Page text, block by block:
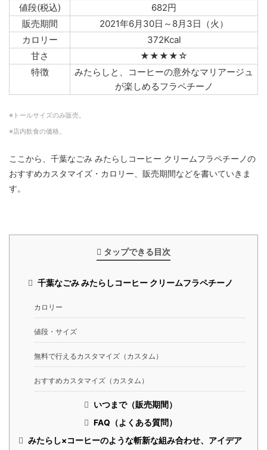
値段(税込)
682円
販売期間
2021年6月30日～8月3日（火）
カロリー
372Kcal
甘さ
★★★★☆
特徴
みたらしと、コーヒーの意外なマリアージュ
が楽しめるフラペチーノ
※トールサイズのみ販売。
※店内飲食の価格。
ここから、千葉なごみ みたらしコーヒー クリームフラペチーノの
おすすめカスタマイズ・カロリー、販売期間などを書いていきま
す。
タップできる目次
千葉なごみ みたらしコーヒー クリームフラペチーノ
カロリー
値段・サイズ
無料で行えるカスタマイズ（カスタム）
おすすめカスタマイズ（カスタム）
いつまで（販売期間）
FAQ（よくある質問）
みたらし×コーヒーのような斬新な組み合わせ、アイデア